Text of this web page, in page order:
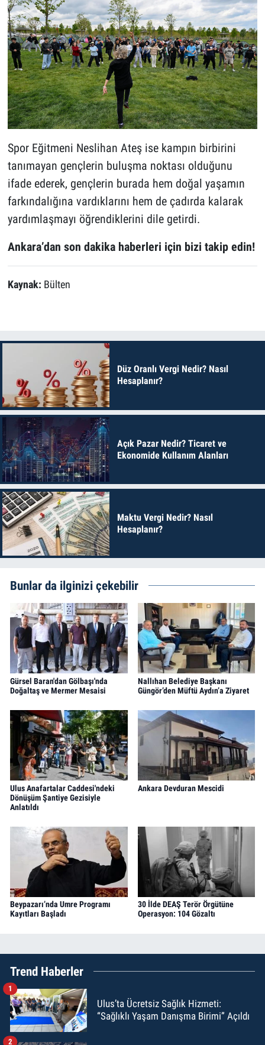
Spor Eğitmeni Neslihan Ateş ise kampın birbirini
tanımayan gençlerin buluşma noktası olduğunu
ifade ederek, gençlerin burada hem doğal yaşamın
farkındalığına vardıklarını hem de çadırda kalarak
yardımlaşmayı öğrendiklerini dile getirdi.
Ankara’dan son dakika haberleri için bizi takip edin!
Kaynak: Bülten
Düz Oranlı Vergi Nedir? Nasıl
Hesaplanır?
Açık Pazar Nedir? Ticaret ve
Ekonomide Kullanım Alanları
Maktu Vergi Nedir? Nasıl
Hesaplanır?
Bunlar da ilginizi çekebilir
Gürsel Baran'dan Gölbaşı'nda
Doğaltaş ve Mermer Mesaisi
Nallıhan Belediye Başkanı
Güngör’den Müftü Aydın’a Ziyaret
Ulus Anafartalar Caddesi'ndeki
Dönüşüm Şantiye Gezisiyle
Anlatıldı
Ankara Devduran Mescidi
Beypazarı’nda Umre Programı
Kayıtları Başladı
30 İlde DEAŞ Terör Örgütüne
Operasyon: 104 Gözaltı
Trend Haberler
Ulus’ta Ücretsiz Sağlık Hizmeti:
“Sağlıklı Yaşam Danışma Birimi” Açıldı
1
2